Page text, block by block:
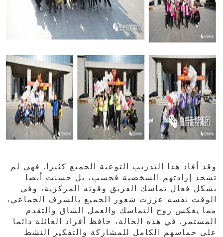
وقد أفاد هذا التدريب التوعية الجميع كثيرا. فهي لم
تشحذ إرادتهم الشخصية فحسب، بل حسنت أيضا
بشكل فعال تماسك الفريق وقوته المركزية، وفي
الوقت نفسه عززت شعور الجميع بالشرف الجماعي،
مما يعكس روح التماسك والعمل الشاق والتقدم
المستمر. في هذه الحالة، حافظ أفراد العائلة دائما
على حماسهم الكامل للمشاركة والتفكير النشط